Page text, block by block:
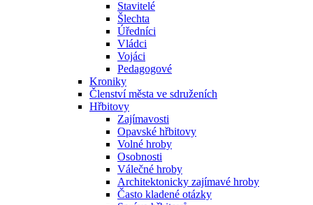
Stavitelé
Šlechta
Úředníci
Vládci
Vojáci
Pedagogové
Kroniky
Členství města ve sdruženích
Hřbitovy
Zajímavosti
Opavské hřbitovy
Volné hroby
Osobnosti
Válečné hroby
Architektonicky zajímavé hroby
Často kladené otázky